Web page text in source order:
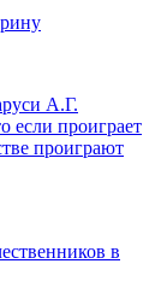
А.Г.
если проиграет
проиграют
в